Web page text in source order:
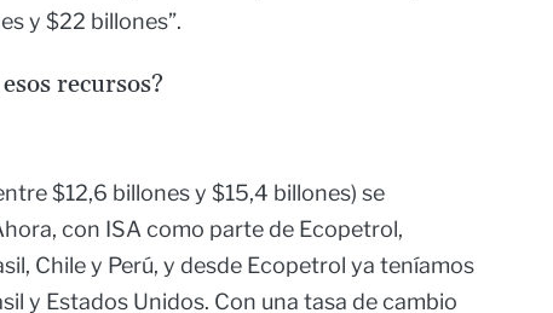
y $22 billones”.
recursos?
$12,6 billones y $15,4 billones) se
con ISA como parte de Ecopetrol,
Chile y Perú, y desde Ecopetrol ya teníamos
y Estados Unidos. Con una tasa de cambio